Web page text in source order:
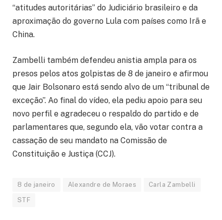
“atitudes autoritárias” do Judiciário brasileiro e da
aproximação do governo Lula com países como Irã e
China.
Zambelli também defendeu anistia ampla para os
presos pelos atos golpistas de 8 de janeiro e afirmou
que Jair Bolsonaro está sendo alvo de um “tribunal de
exceção”. Ao final do vídeo, ela pediu apoio para seu
novo perfil e agradeceu o respaldo do partido e de
parlamentares que, segundo ela, vão votar contra a
cassação de seu mandato na Comissão de
Constituição e Justiça (CCJ).
8 de janeiro Alexandre de Moraes Carla Zambelli
STF